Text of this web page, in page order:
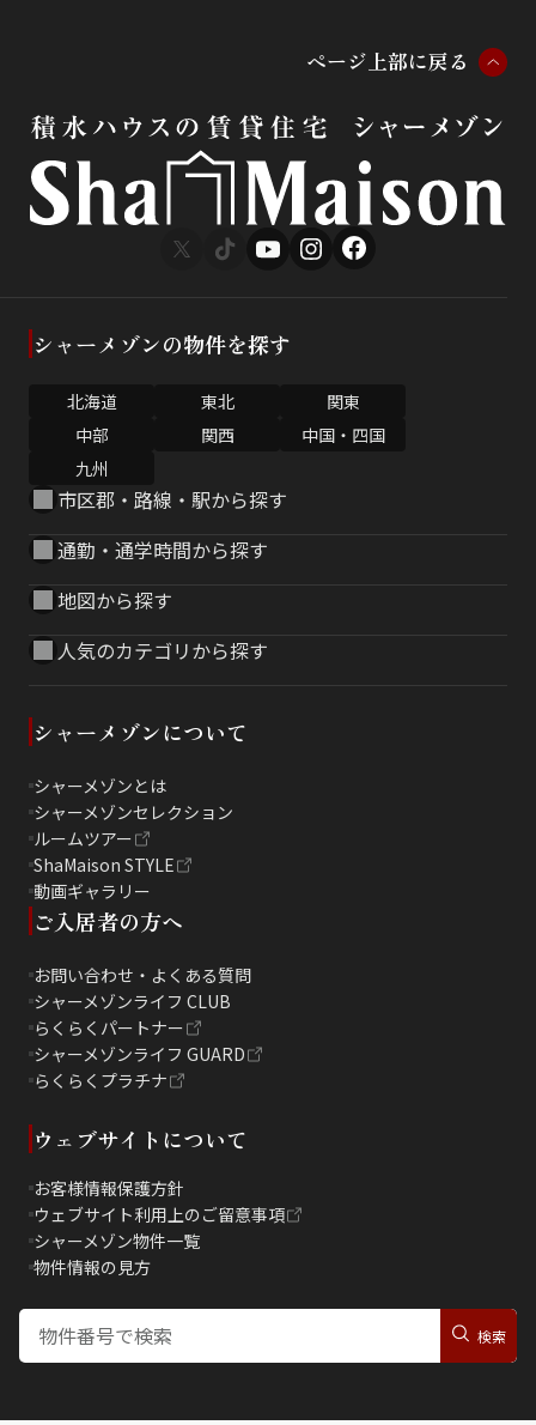
ページ 上部に戻る
シャーメゾンの物件を探す
北海道 東北
関東
中部
関西
中国・四国
九州
市区郡・路線・駅から探す
通勤・通学時間から探す
地図から探す
人気のカテゴリから探す
シャーメゾンについて
シャーメゾンとは
シャーメゾンセレクション
ルームツアー
ShaMaison STYLE
動画ギャラリー
ご入居者の方へ
お問い合わせ・よくある質問
シャーメゾンライフ CLUB
らくらくパートナー
シャーメゾンライフ GUARD
らくらくプラチナ
ウェブサイトについて
お客様情報保護方針
ウェブサイト利用上のご留意事項
シャーメゾン物件一覧
物件情報の見方